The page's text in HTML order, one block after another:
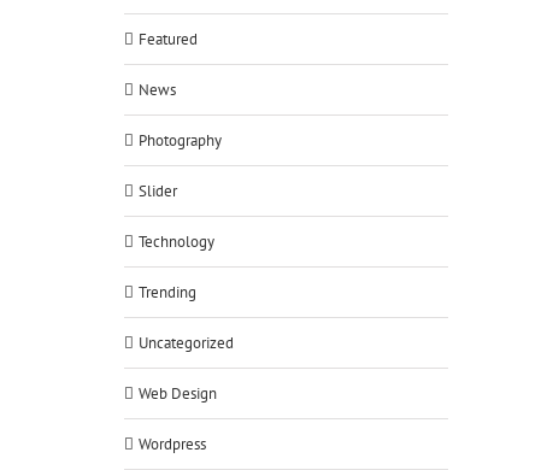
Featured
News
Photography
Slider
Technology
Trending
Uncategorized
Web Design
Wordpress